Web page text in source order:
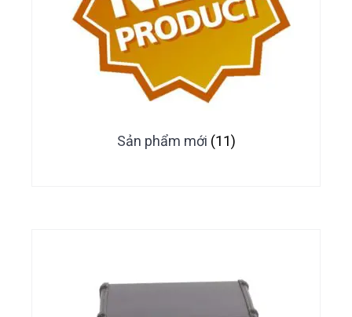
Sản phẩm mới (11)